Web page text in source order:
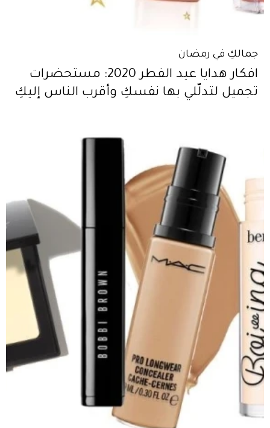
جمالكِ في رمضان
افكار هدايا عيد الفطر 2020: مستحضرات
تجميل لتدلّلي بها نفسكِ وأقرب الناس إليكِ